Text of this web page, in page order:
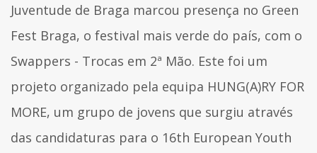
Juventude de Braga marcou presença no Green
Fest Braga, o festival mais verde do país, com o
Swappers - Trocas em 2ª Mão. Este foi um
projeto organizado pela equipa HUNG(A)RY FOR
MORE, um grupo de jovens que surgiu através
das candidaturas para o 16th European Youth